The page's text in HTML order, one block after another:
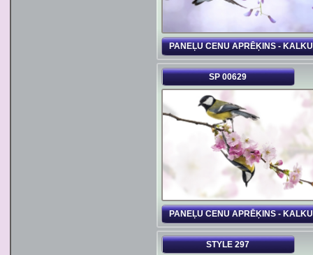
PANEĻU CENU APRĒĶINS -
SP 00629
PANEĻU CENU APRĒĶINS -
STYLE 297